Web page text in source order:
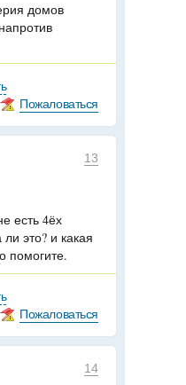
домов
Пожаловаться
13
есть 4ёх
это? и какая
помогите.
Пожаловаться
14